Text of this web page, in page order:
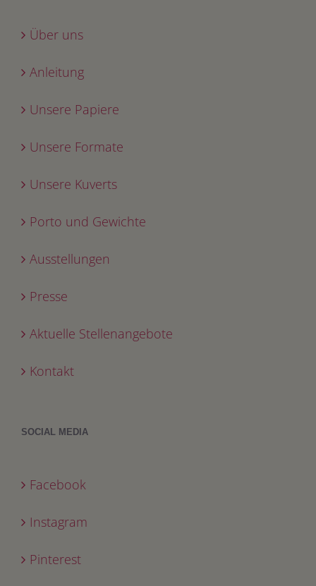
Über uns
Anleitung
Unsere Papiere
Unsere Formate
Unsere Kuverts
Porto und Gewichte
Ausstellungen
Presse
Aktuelle Stellenangebote
Kontakt
SOCIAL MEDIA
Facebook
Instagram
Pinterest